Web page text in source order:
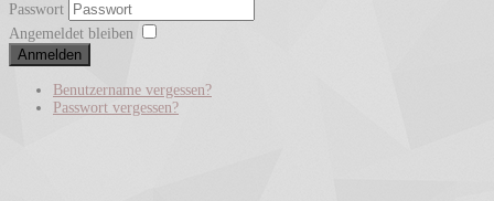
Passwort
Angemeldet bleiben
Anmelden
Benutzername vergessen?
Passwort vergessen?